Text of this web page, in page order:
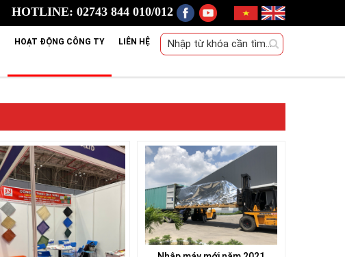
HOTLINE: 02743 844 010/012
HOẠT ĐỘNG CÔNG TY LIÊN HỆ